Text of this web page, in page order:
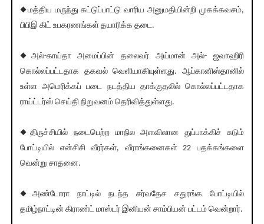
◆மத்திய மருந்து கட்டுப்பாட்டு வாரிய அனுமதியின்றி முகக்கவசம்,
பிபிஇ கிட் உபகரணங்கள் தயாரிக்க தடை.
◆அல்-காய்தா அமைப்பின் தலைவர் அய்மான் அல்- ஜவாஹிரி
கொல்லப்பட்டதாக தகவல் வெளியாகியுள்ளது. ஆப்கானிஸ்தானில்
உள்ள அமெரிக்கப் படை நடத்திய தாக்குதலில் கொல்லப்பட்டதாக
ராய்ட்டர்ஸ் செய்தி நிறுவனம் தெரிவித்துள்ளது.
◆திருச்சியில் நடைபெற்ற மாநில அளவிலான துப்பாக்கிச் சுடும்
போட்டியில் என்சிசி வீரர்கள், வீராங்கனைகள் 22 பதக்கங்களை
வென்று சாதனை.
◆அண்டோரா நாட்டில் நடந்த சர்வதேச சதுரங்க போட்டியில்
தமிழ்நாட்டின் கிராண்ட் மாஸ்டர் இனியன் சாம்பியன் பட்டம் வென்றார்.